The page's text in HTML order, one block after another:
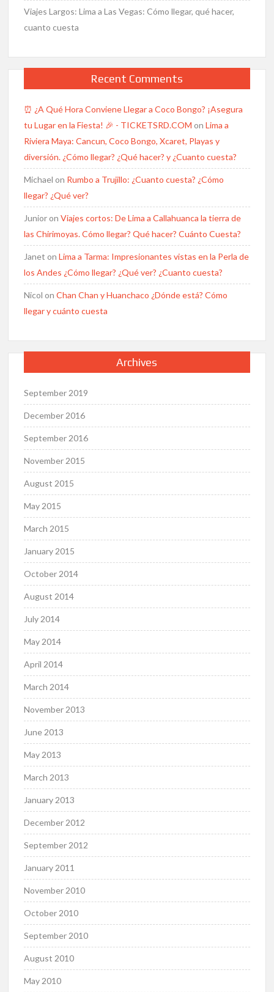
Viajes Largos: Lima a Las Vegas: Cómo llegar, qué hacer,
cuanto cuesta
Recent Comments
⏰ ¿A Qué Hora Conviene Llegar a Coco Bongo? ¡Asegura
tu Lugar en la Fiesta! 🎉 - TICKETSRD.COM onLima a
Riviera Maya: Cancun, Coco Bongo, Xcaret, Playas y
diversión. ¿Cómo llegar? ¿Qué hacer? y ¿Cuanto cuesta?
Michael on Rumbo a Trujillo: ¿Cuanto cuesta? ¿Cómo
llegar? ¿Qué ver?
JunioronViajes cortos: De Lima a Callahuanca la tierra de
las Chirimoyas. Cómo llegar? Qué hacer? Cuánto Cuesta?
Janet onLima a Tarma: Impresionantes vistas en la Perla de
los Andes ¿Cómo llegar? ¿Qué ver? ¿Cuanto cuesta?
Nicol onChan Chan y Huanchaco ¿Dónde está? Cómo
llegar y cuánto cuesta
Archives
September 2019
December 2016
September 2016
November 2015
August 2015
May 2015
March 2015
January 2015
October 2014
August 2014
July 2014
May 2014
April 2014
March 2014
November 2013
June 2013
May 2013
March 2013
January 2013
December 2012
September 2012
January 2011
November 2010
October 2010
September 2010
August 2010
May 2010